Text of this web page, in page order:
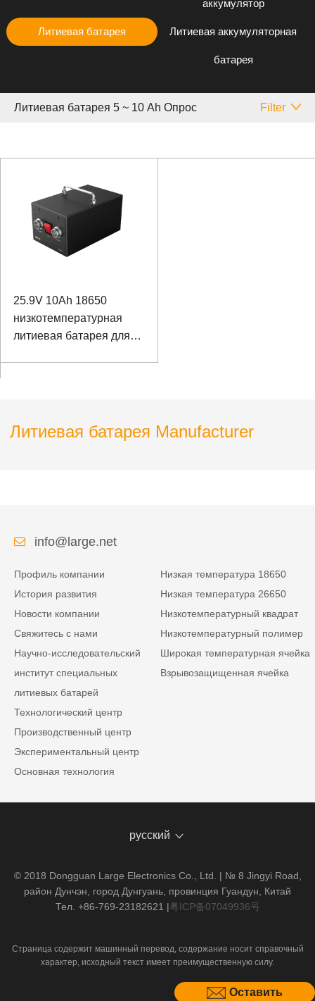
аккумулятор
Литиевая батарея Литиевая аккумуляторная
батарея
Литиевая батарея 5 ~ 10 Аh Опрос Filter
25.9V 10Ah 18650
низкотемпературная
литиевая батарея для
Литиевая батарея Manufacturer
Оставить
info@large.net
Профиль компании
История развития
Новости компании
Свяжитесь с нами
Научно-исследовательский
институт специальных
литиевых батарей
Технологический центр
Производственный центр
Экспериментальный центр
Основная технология
Низкая температура 18650
Низкая температура 26650
Низкотемпературный квадрат
Низкотемпературный полимер
Широкая температурная ячейка
Взрывозащищенная ячейка
русский
© 2018 Dongguan Large Electronics Co., Ltd. | № 8 Jingyi Road,
район Дунчэн, город Дунгуань, провинция Гуандун, Китай
Тел. +86-769-23182621 |粤ICP备07049936号
Страница содержит машинный перевод, содержание носит справочный
характер, исходный текст имеет преимущественную силу.